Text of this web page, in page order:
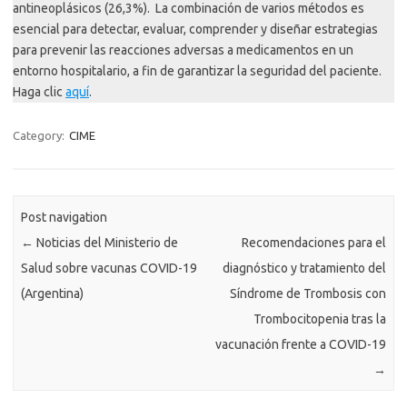
antineoplásicos (26,3%). La combinación de varios métodos es
esencial para detectar, evaluar, comprender y diseñar estrategias
para prevenir las reacciones adversas a medicamentos en un
entorno hospitalario, a fin de garantizar la seguridad del paciente.
Haga clic aquí.
Category: CIME
Post navigation
← Noticias del Ministerio de
Salud sobre vacunas COVID-19
(Argentina)
Recomendaciones para el
diagnóstico y tratamiento del
Síndrome de Trombosis con
Trombocitopenia tras la
vacunación frente a COVID-19
→